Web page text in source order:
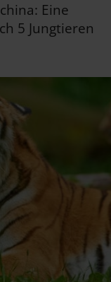
Eine
5 Jungtieren